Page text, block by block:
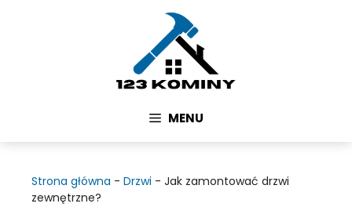
MENU
Strona główna - Drzwi - Jak zamontować drzwi
zewnętrzne?